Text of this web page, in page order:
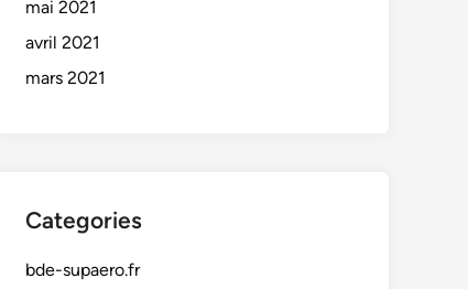
mai 2021
avril 2021
mars 2021
Categories
bde-supaero.fr